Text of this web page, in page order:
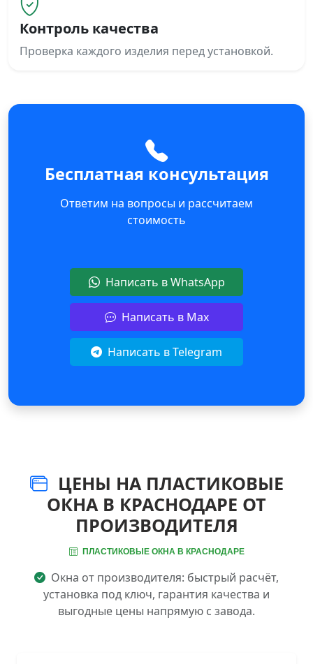
Контроль качества
Проверка каждого изделия перед установкой.
Бесплатная консультация
Ответим на вопросы и рассчитаем
стоимость
Написать в WhatsApp
Написать в Max
Написать в Telegram
ЦЕНЫ НА ПЛАСТИКОВЫЕ
ОКНА В КРАСНОДАРЕ ОТ
ПРОИЗВОДИТЕЛЯ
ПЛАСТИКОВЫЕ ОКНА В КРАСНОДАРЕ
Окна от производителя: быстрый расчёт,
установка под ключ, гарантия качества и
выгодные цены напрямую с завода.